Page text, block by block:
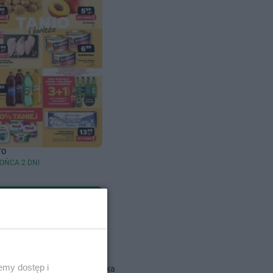
2 DNI
Action gazetka
dostęp i